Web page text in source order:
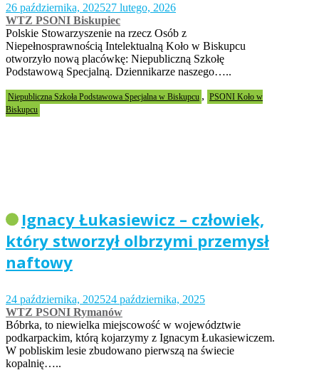
26 października, 202527 lutego, 2026
WTZ PSONI Biskupiec
Polskie Stowarzyszenie na rzecz Osób z
Niepełnosprawnością Intelektualną Koło w Biskupcu
otworzyło nową placówkę: Niepubliczną Szkołę
Podstawową Specjalną. Dziennikarze naszego…..
Niepubliczna Szkoła Podstawowa Specjalna w Biskupcu , PSONI Koło w
Biskupcu
Ignacy Łukasiewicz – człowiek,
który stworzył olbrzymi przemysł
naftowy
24 października, 202524 października, 2025
WTZ PSONI Rymanów
Bóbrka, to niewielka miejscowość w województwie
podkarpackim, którą kojarzymy z Ignacym Łukasiewiczem.
W pobliskim lesie zbudowano pierwszą na świecie
kopalnię…..